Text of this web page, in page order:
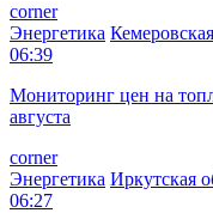
corner
Энергетика
06:39
Мониторинг цен на
августа
corner
Энергетика Иркутская
06:27